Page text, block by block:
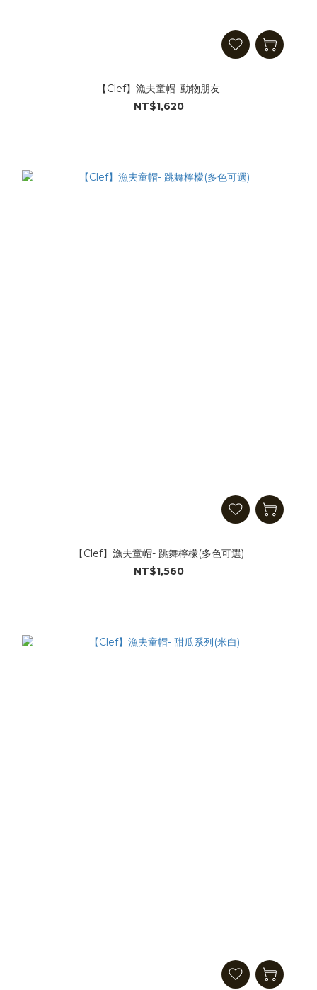
【Clef】漁夫童帽–動物朋友
NT$1,620
【Clef】漁夫童帽- 跳舞檸檬(多色可選)
NT$1,560